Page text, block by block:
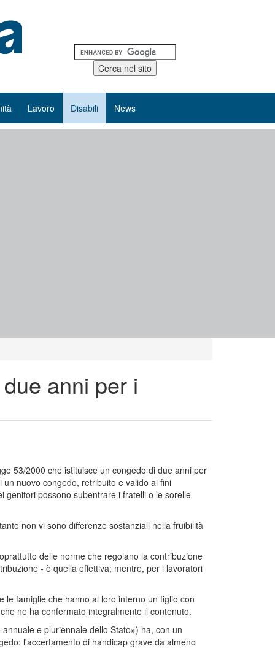
Lavoro Disabili News
anni per i
53/2000 che istituisce un congedo di due anni per
nuovo congedo, retribuito e valido ai fini
genitori possono subentrare i fratelli o le sorelle
non vi sono differenze sostanziali nella fruibilità
delle norme che regolano la contribuzione
- è quella effettiva; mentre, per i lavoratori
famiglie che hanno al loro interno un figlio con
ne ha confermato integralmente il contenuto.
e pluriennale dello Stato») ha, con un
l'accertamento di handicap grave da almeno